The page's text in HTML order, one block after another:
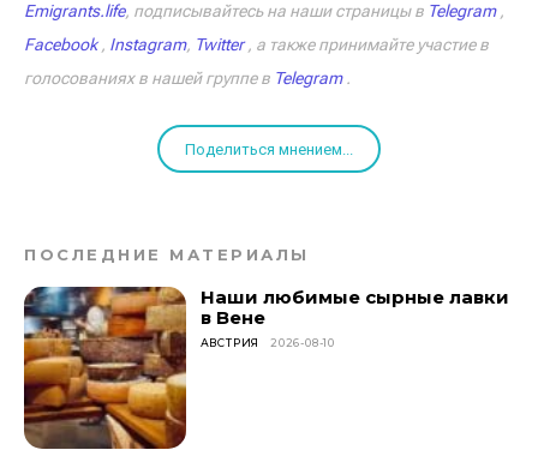
Emigrants.life, подписывайтесь на наши страницы в Telegram,
Facebook, Instagram, Twitter, а также принимайте участие в
голосованиях в нашей группе в Telegram.
Поделиться мнением...
ПОСЛЕДНИЕ МАТЕРИАЛЫ
Наши любимые сырные лавки
в Вене
АВСТРИЯ 2026-08-10